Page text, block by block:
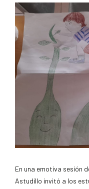
En una emotiva sesión
Astudillo invitó a los